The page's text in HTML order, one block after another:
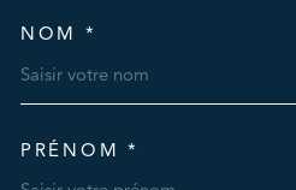
NOM *
PRÉNOM *